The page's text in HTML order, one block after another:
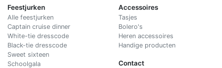
Feestjurken
Alle feestjurken
Captain cruise dinner
White-tie dresscode
Black-tie dresscode
Sweet sixteen
Schoolgala
Accessoires
Tasjes
Bolero's
Heren accessoires
Handige producten
Contact